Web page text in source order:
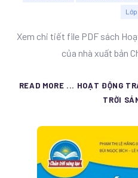
Lớp
Xem chi tiết file PDF sách
của nhà xuất bản
READ MORE ... HOẠT ĐỘNG
TRỜI